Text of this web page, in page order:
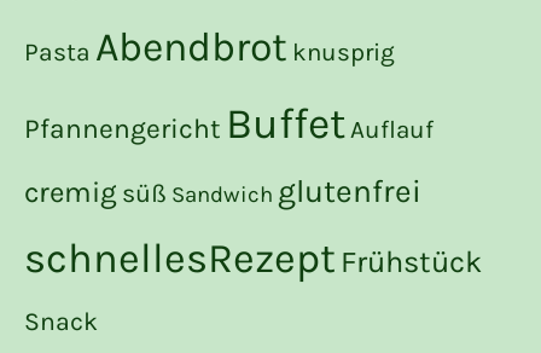
Pasta Abendbrot knusprig
Pfannengericht BuffetAuflauf
cremig süß Sandwich glutenfrei
schnellesRezept Frühstück
Snack